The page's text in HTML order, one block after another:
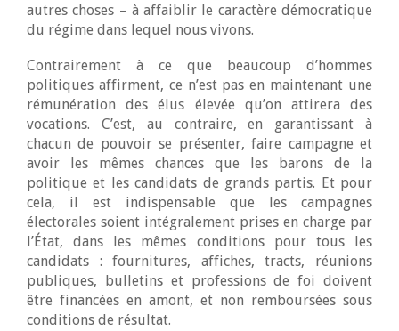
autres choses – à affaiblir le caractère démocratique
du régime dans lequel nous vivons.
Contrairement à ce que beaucoup d’hommes
politiques affirment, ce n’est pas en maintenant une
rémunération des élus élevée qu’on attirera des
vocations. C’est, au contraire, en garantissant à
chacun de pouvoir se présenter, faire campagne et
avoir les mêmes chances que les barons de la
politique et les candidats de grands partis. Et pour
cela, il est indispensable que les campagnes
électorales soient intégralement prises en charge par
l’État, dans les mêmes conditions pour tous les
candidats : fournitures, affiches, tracts, réunions
publiques, bulletins et professions de foi doivent
être financées en amont, et non remboursées sous
conditions de résultat.